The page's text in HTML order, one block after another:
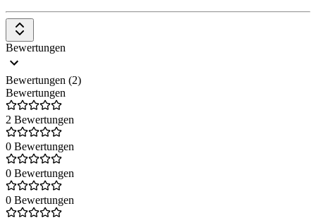
Bewertungen
Bewertungen (2)
Bewertungen
2 Bewertungen
0 Bewertungen
0 Bewertungen
0 Bewertungen